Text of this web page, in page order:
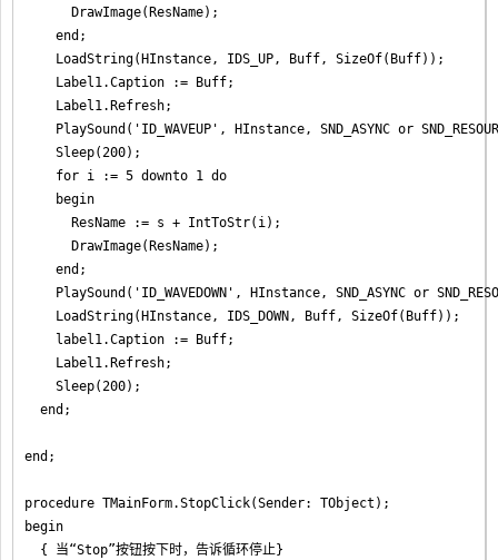
      DrawImage(ResName);
    end;
    LoadString(HInstance, IDS_UP, Buff, SizeOf(Buff));
    Label1.Caption := Buff;
    Label1.Refresh;
PlaySound('ID_WAVEUP', HInstance, SND_ASYNC or
    Sleep(200);
    for i := 5 downto 1 do
    begin
      ResName := s + IntToStr(i);
      DrawImage(ResName);
    end;
PlaySound('ID_WAVEDOWN', HInstance, SND_ASYNC or
    LoadString(HInstance, IDS_DOWN, Buff, SizeOf(Buff));
    label1.Caption := Buff;
    Label1.Refresh;
    Sleep(200);
  end;
end;
procedure TMainForm.StopClick(Sender: TObject);
begin
  { 当“Stop”按钮按下时，告诉循环停止}